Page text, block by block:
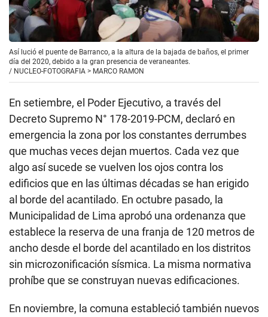
Así lució el puente de Barranco, a la altura de la bajada de baños, el primer
día del 2020, debido a la gran presencia de veraneantes.
/ NUCLEO-FOTOGRAFIA > MARCO RAMON
En setiembre, el Poder Ejecutivo, a través del
Decreto Supremo N° 178-2019-PCM, declaró en
emergencia la zona por los constantes derrumbes
que muchas veces dejan muertos. Cada vez que
algo así sucede se vuelven los ojos contra los
edificios que en las últimas décadas se han erigido
al borde del acantilado. En octubre pasado, la
Municipalidad de Lima aprobó una ordenanza que
establece la reserva de una franja de 120 metros de
ancho desde el borde del acantilado en los distritos
sin microzonificación sísmica. La misma normativa
prohíbe que se construyan nuevas edificaciones.
En noviembre, la comuna estableció también nuevos